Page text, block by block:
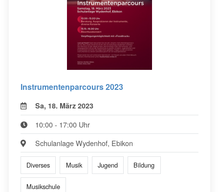
Instrumentenparcours 2023
Sa, 18. März 2023
10:00 - 17:00 Uhr
Schulanlage Wydenhof, Ebikon
Diverses Musik Jugend Bildung
Musikschule